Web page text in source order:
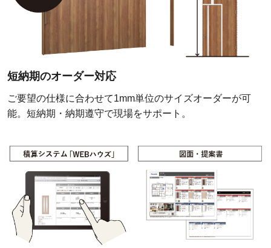
短納期のオーダー対応
ご要望の仕様に合わせて1mm単位のサイズオーダーが可
能。短納期・納期遵守で現場をサポート。